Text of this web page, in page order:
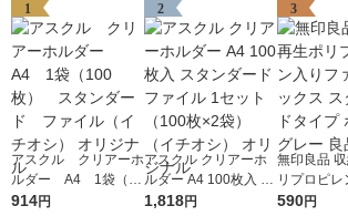
1
アスクル クリアーホ
ルダー A4 1袋（10
0枚） スタンダー
914円
2
アスクル クリアーホ
ルダー A4 100枚入 ス
タンダード ファイル
1,818円
3
無印良品
リプロピレ
イルボック
590円